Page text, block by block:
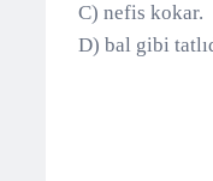
C) nefis kokar.
D) bal gibi